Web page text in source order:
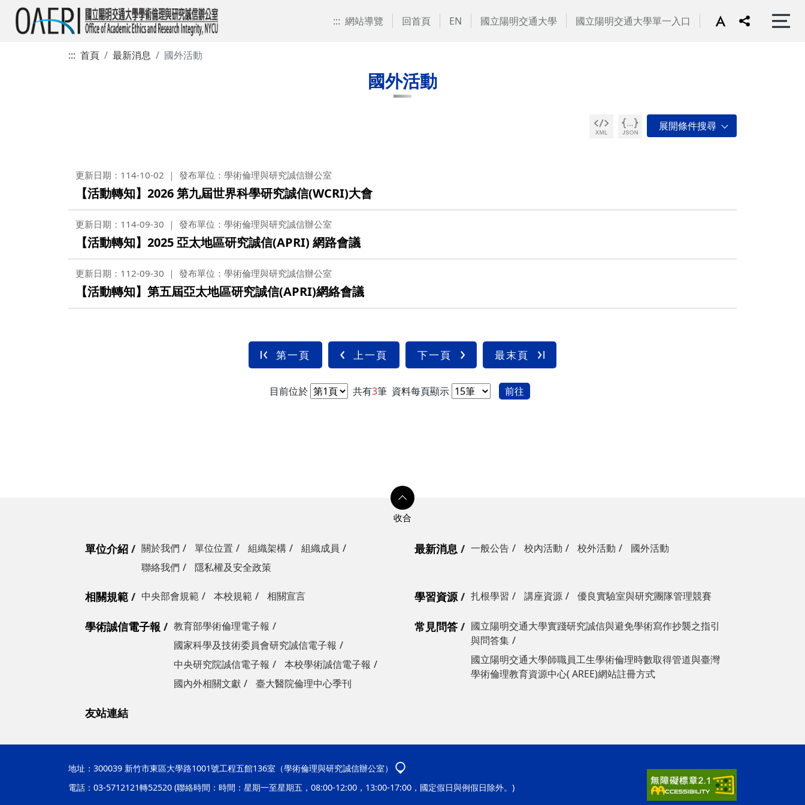
::: 網站導覽 回首頁 EN 國立陽明交通大學 國立陽明交通大學單一入口
::: 首頁 最新消息 國外活動
國外活動
更新日期：114-10-02 發布單位：學術倫理與研究誠信辦公室
【活動轉知】2026 第九屆世界科學研究誠信(WCRI)大會
更新日期：114-09-30 發布單位：學術倫理與研究誠信辦公室
【活動轉知】2025 亞太地區研究誠信(APRI) 網路會議
更新日期：112-09-30 發布單位：學術倫理與研究誠信辦公室
【活動轉知】第五屆亞太地區研究誠信(APRI)網絡會議
第一頁 上一頁 下一頁 最末頁
目前位於 共有3筆 資料每頁顯示 前往
單位介紹 關於我們 單位位置 組織架構
組織成員
聯絡我們
隱私權及安全政策
最新消息 一般公告 校內活動 校外活動 國外活動
相關規範 中央部會規範 本校規範 相關宣言 學習資源 扎根學習 講座資源 優良實驗室與研究團隊管理競賽
學術誠信電子報
教育部學術倫理電子報
國家科學及技術委員會研究誠信電子報
中央研究院誠信電子報
本校學術誠信電子報
國內外相關文獻
臺大醫院倫理中心季刊
常見問答
國立陽明交通大學實踐研究誠信與避免學術寫作抄襲之指引
與問答集
國立陽明交通大學師職員工生學術倫理時數取得管道與臺灣
學術倫理教育資源中心( AREE)網站註冊方式
友站連結
地址： 300039 新竹市東區大學路1001號工程五館136室（學術倫理與研究誠信辦公室）
電話：03-5712121轉52520 (聯絡時間：時間：星期一至星期五，08:00-12:00，13:00-17:00，國定假日與例假日除外。)